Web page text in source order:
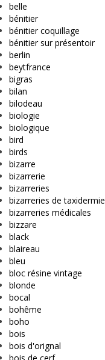
belle
bénitier
bénitier coquillage
bénitier sur présentoir
berlin
beytfrance
bigras
bilan
bilodeau
biologie
biologique
bird
birds
bizarre
bizarrerie
bizarreries
bizarreries de taxidermie
bizarreries médicales
bizzare
black
blaireau
bleu
bloc résine vintage
blonde
bocal
bohême
boho
bois
bois d'orignal
bois de cerf